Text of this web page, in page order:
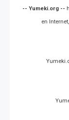
-- Yumeki.org --
en